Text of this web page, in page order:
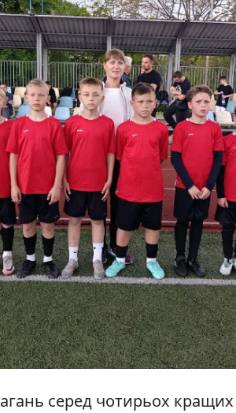
серед чотирьох кращих